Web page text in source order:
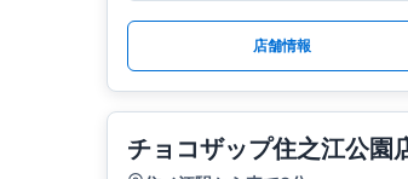
店舗情報
チョコザップ住之江公園